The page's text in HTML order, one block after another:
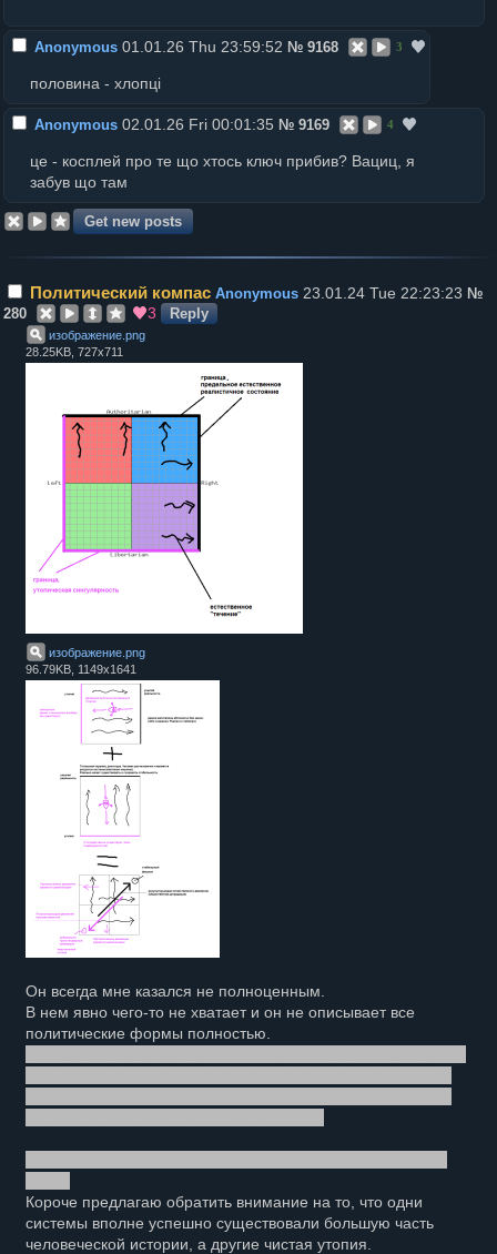
Anonymous 01.01.26 Thu 23:59:52 № 9168 3
половина - хлопці
Anonymous 02.01.26 Fri 00:01:35 № 9169 4
це - косплей про те що хтось ключ прибив? Вациц, я
забув що там
Политический компас Anonymous 23.01.24 Tue 22:23:23 №
280
3 Reply
изображение png
28.25KB, 727x711
изображение png
96.79KB, 1149x1641
Он всегда мне казался не полноценным.
В нем явно чего-то не хватает и он не описывает все
политические формы полностью.
Короче предлагаю обратить внимание на то, что одни
системы вполне успешно существовали большую часть
человеческой истории, а другие чистая утопия.